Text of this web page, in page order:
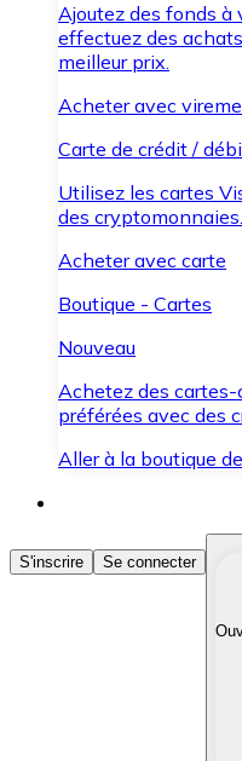
Ajoutez des fonds à
effectuez des
meilleur prix.
Acheter avec
Carte de crédit /
Utilisez les cartes
des
Acheter avec carte
Boutique - Cartes
Nouveau
Achetez des cartes-
préférées avec des
Aller à la boutique
Acheter des
Achetez les
Convertissez vos
S'inscrire Se connecter